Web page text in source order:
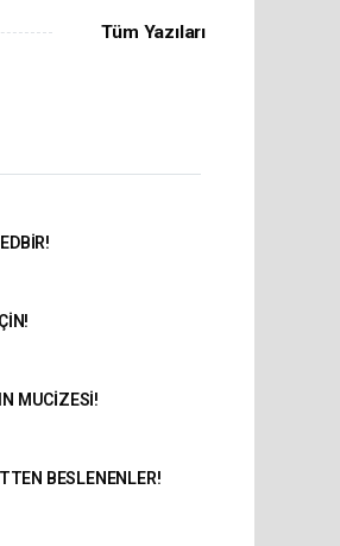
Tüm Yazıları
MUCİZESİ!
BESLENENLER!